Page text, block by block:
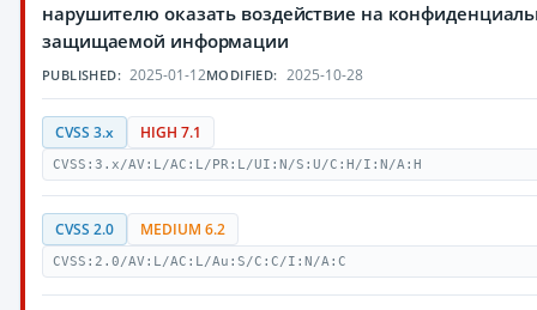
нарушителю оказать воздействие на
защищаемой информации
PUBLISHED: 2025-01-12MODIFIED: 2025-10-28
CVSS 3.x HIGH 7.1
CVSS:3.x/AV:L/AC:L/PR:L/UI:N/S:U/C:H/I:N/A:H
CVSS 2.0 MEDIUM 6.2
CVSS:2.0/AV:L/AC:L/Au:S/C:C/I:N/A:C